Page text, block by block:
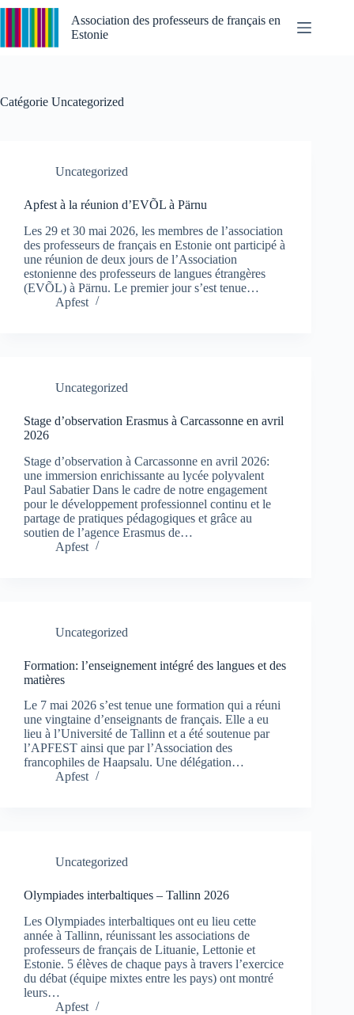
Passer
Association des professeurs de français en
Estonie
Catégorie Uncategorized
Uncategorized
Apfest à la réunion d’EVÕL à Pärnu
Les 29 et 30 mai 2026, les membres de l’association
des professeurs de français en Estonie ont participé à
une réunion de deux jours de l’Association
estonienne des professeurs de langues étrangères
(EVÕL) à Pärnu. Le premier jour s’est tenue…
Apfest
Uncategorized
Stage d’observation Erasmus à Carcassonne en avril
2026
Stage d’observation à Carcassonne en avril 2026:
une immersion enrichissante au lycée polyvalent
Paul Sabatier Dans le cadre de notre engagement
pour le développement professionnel continu et le
partage de pratiques pédagogiques et grâce au
soutien de l’agence Erasmus de…
Apfest
Uncategorized
Formation: l’enseignement intégré des langues et des
matières
Le 7 mai 2026 s’est tenue une formation qui a réuni
une vingtaine d’enseignants de français. Elle a eu
lieu à l’Université de Tallinn et a été soutenue par
l’APFEST ainsi que par l’Association des
francophiles de Haapsalu. Une délégation…
Apfest
Uncategorized
Olympiades interbaltiques – Tallinn 2026
Les Olympiades interbaltiques ont eu lieu cette
année à Tallinn, réunissant les associations de
professeurs de français de Lituanie, Lettonie et
Estonie. 5 élèves de chaque pays à travers l’exercice
du débat (équipe mixtes entre les pays) ont montré
leurs…
Apfest